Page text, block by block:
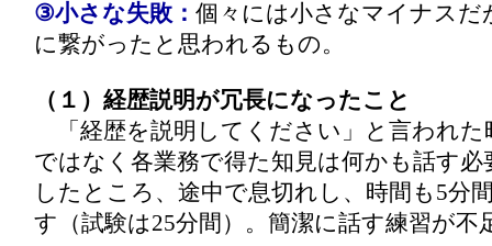
③小さな失敗： 個々には小さなマイナスだ
に繋がったと思われるもの。
（１）経歴説明が冗長になったこと
「経歴を説明してください」と言われた
ではなく各業務で得た知見は何かも話す
したところ、途中で息切れし、時間も5分
す（試験は25分間）。簡潔に話す練習が不